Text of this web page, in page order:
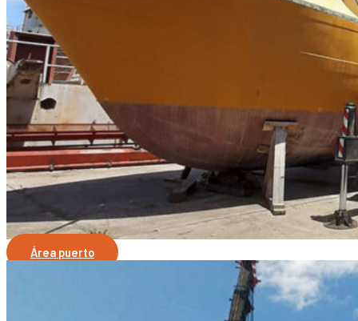
Área puerto